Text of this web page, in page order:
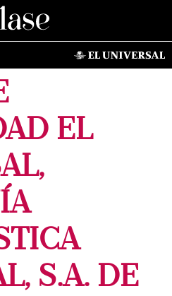
EL
S.A. DE